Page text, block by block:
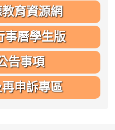
育資源網
事曆學生版
告事項
申訴專區